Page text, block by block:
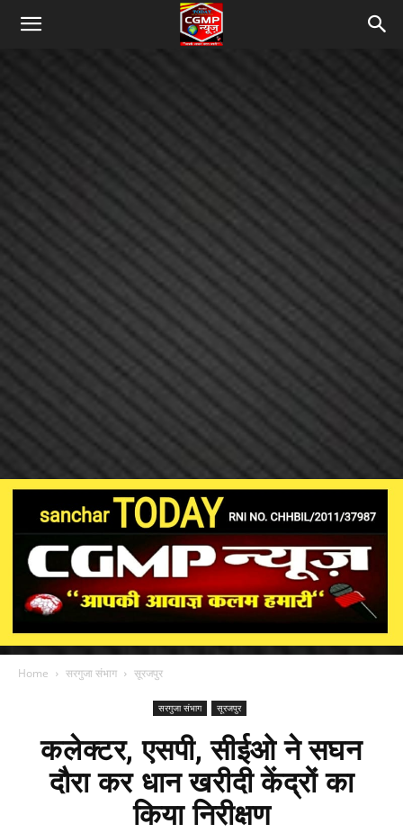
Home सरगुजा संभाग सूरजपुर
सरगुजा संभाग सूरजपुर
कलेक्टर, एसपी, सीईओ ने सघन
दौरा कर धान खरीदी केंद्रों का
किया निरीक्षण